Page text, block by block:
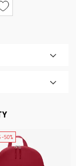
-50%